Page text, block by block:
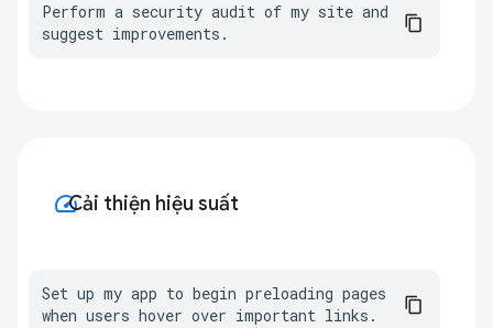
Perform a security audit of my site and
suggest improvements.
speedCải thiện hiệu suất
Set up my app to begin preloading pages
when users hover over important links.